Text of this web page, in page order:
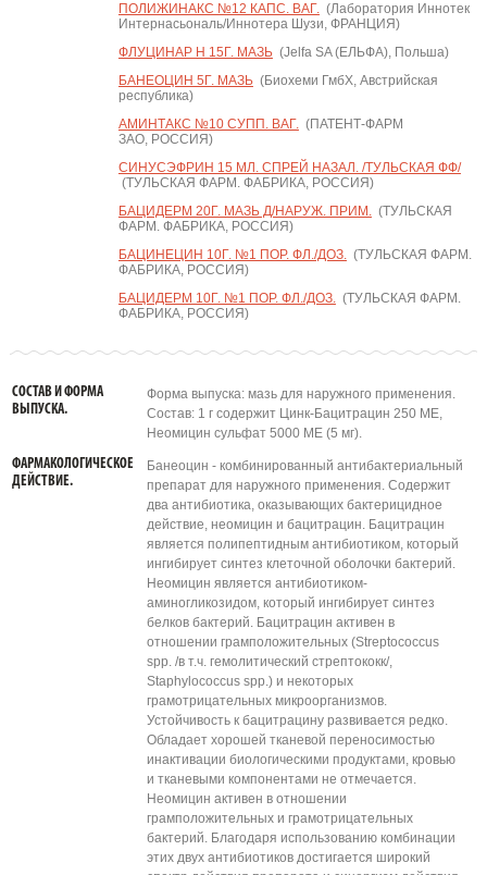
ПОЛИЖИНАКС №12 КАПС. ВАГ.(Лаборатория Иннотек
Интернасьональ/Иннотера Шузи, ФРАНЦИЯ)
ФЛУЦИНАР Н 15Г. МАЗЬ(Jelfa SA (ЕЛЬФА), Польша)
БАНЕОЦИН 5Г. МАЗЬ(Биохеми ГмбХ, Австрийская
республика)
АМИНТАКС №10 СУПП. ВАГ.(ПАТЕНТ-ФАРМ
ЗАО, РОССИЯ)
СИНУСЭФРИН 15 МЛ. СПРЕЙ НАЗАЛ. /ТУЛЬСКАЯ ФФ/
(ТУЛЬСКАЯ ФАРМ. ФАБРИКА, РОССИЯ)
БАЦИДЕРМ 20Г. МАЗЬ Д/НАРУЖ. ПРИМ.(ТУЛЬСКАЯ
ФАРМ. ФАБРИКА, РОССИЯ)
БАЦИНЕЦИН 10Г. №1 ПОР. ФЛ./ДОЗ.(ТУЛЬСКАЯ ФАРМ.
ФАБРИКА, РОССИЯ)
БАЦИДЕРМ 10Г. №1 ПОР. ФЛ./ДОЗ.(ТУЛЬСКАЯ ФАРМ.
ФАБРИКА, РОССИЯ)
СОСТАВ И ФОРМА
ВЫПУСКА.
Форма выпуска: мазь для наружного применения.
Состав: 1 г содержит Цинк-Бацитрацин 250 МЕ,
Неомицин сульфат 5000 МЕ (5 мг).
ФАРМАКОЛОГИЧЕСКОЕ
ДЕЙСТВИЕ.
Банеоцин - комбинированный антибактериальный
препарат для наружного применения. Содержит
два антибиотика, оказывающих бактерицидное
действие, неомицин и бацитрацин. Бацитрацин
является полипептидным антибиотиком, который
ингибирует синтез клеточной оболочки бактерий.
Неомицин является антибиотиком-
аминогликозидом, который ингибирует синтез
белков бактерий. Бацитрацин активен в
отношении грамположительных (Streptococcus
spp. /в т.ч. гемолитический стрептококк/,
Staphylococcus spp.) и некоторых
грамотрицательных микроорганизмов.
Устойчивость к бацитрацину развивается редко.
Обладает хорошей тканевой переносимостью
инактивации биологическими продуктами, кровью
и тканевыми компонентами не отмечается.
Неомицин активен в отношении
грамположительных и грамотрицательных
бактерий. Благодаря использованию комбинации
этих двух антибиотиков достигается широкий